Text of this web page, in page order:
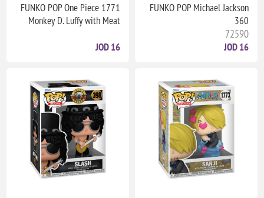
FUNKO POP Michael Jackson
360
72590
16 JOD
FUNKO POP One Piece 1771
Monkey D. Luffy with Meat
16 JOD